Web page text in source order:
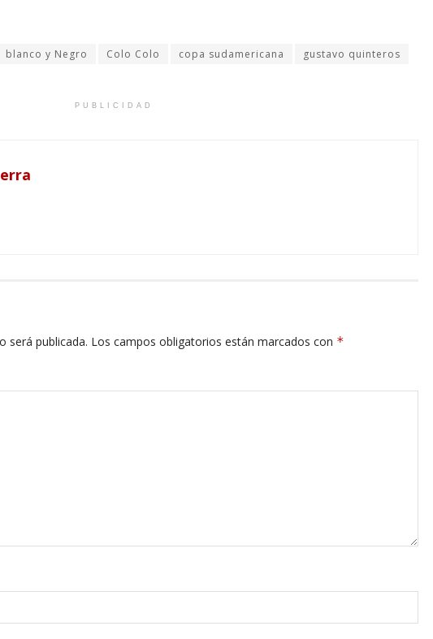
blanco y Negro Colo Colo copa sudamericana gustavo quinteros
PUBLICIDAD
será publicada. Los campos obligatorios están marcados con *